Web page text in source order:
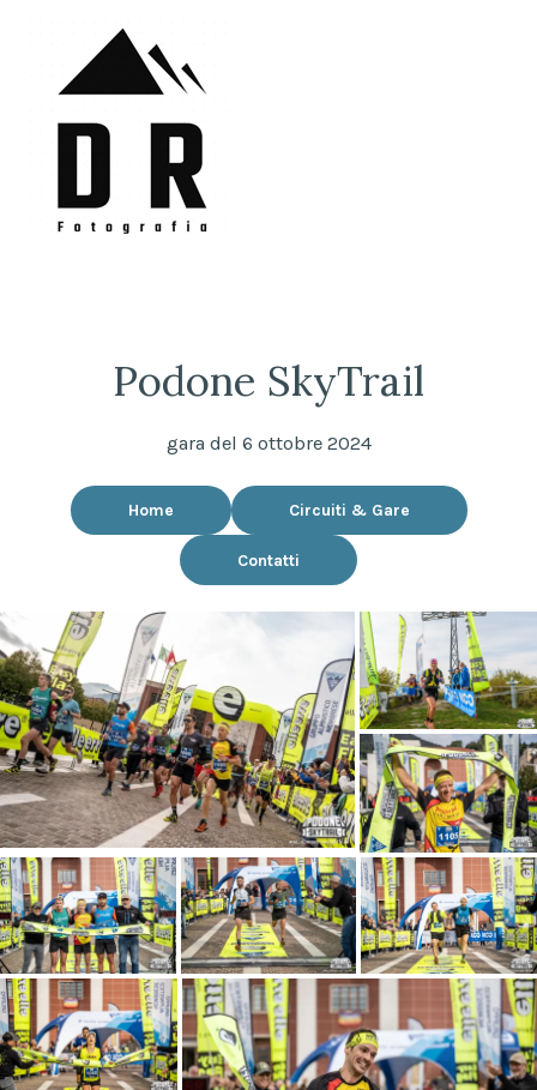
Podone SkyTrail
gara del 6 ottobre 2024
Home Circuiti & Gare
Contatti